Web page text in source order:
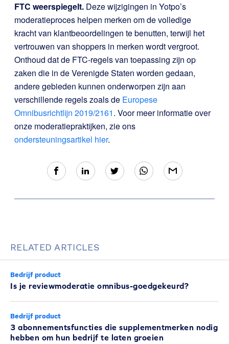
FTC weerspiegelt. Deze wijzigingen in Yotpo’s
moderatieproces helpen merken om de volledige
kracht van klantbeoordelingen te benutten, terwijl het
vertrouwen van shoppers in merken wordt vergroot.
Onthoud dat de FTC-regels van toepassing zijn op
zaken die in de Verenigde Staten worden gedaan,
andere gebieden kunnen onderworpen zijn aan
verschillende regels zoals de Europese
Omnibusrichtlijn 2019/2161. Voor meer informatie over
onze moderatiepraktijken, zie ons
ondersteuningsartikel hier.
RELATED ARTICLES
Bedrijf product
Is je reviewmoderatie omnibus-goedgekeurd?
Bedrijf product
3 abonnementsfuncties die supplementmerken nodig
hebben om hun bedrijf te laten groeien